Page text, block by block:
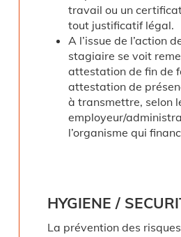
travail ou un
tout justificatif légal.
A l’issue de l’action
stagiaire se voit
attestation de fin de
attestation de
à transmettre, selon
employeur/
l’organisme qui
HYGIENE /
La prévention des